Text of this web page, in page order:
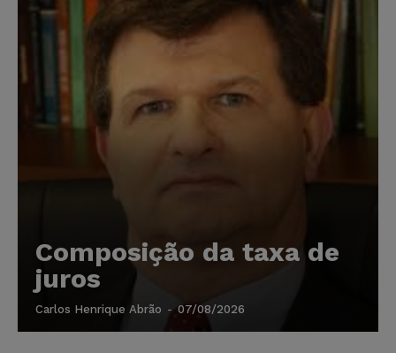
Composição da taxa de
juros
Carlos Henrique Abrão - 07/08/2026